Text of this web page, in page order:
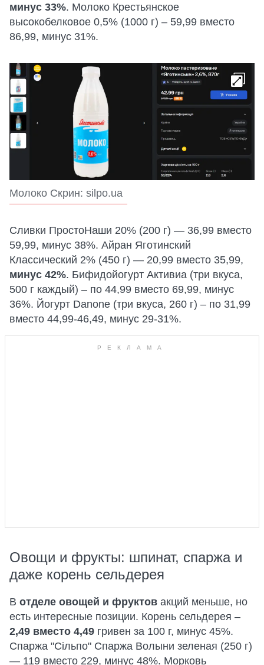
минус 33%. Молоко Крестьянское
высокобелковое 0,5% (1000 г) – 59,99 вместо
86,99, минус 31%.
Молоко Скрин: silpo.ua
Сливки ПростоНаши 20% (200 г) — 36,99 вместо
59,99, минус 38%. Айран Яготинский
Классический 2% (450 г) — 20,99 вместо 35,99,
минус 42%. Бифидойогурт Активиа (три вкуса,
500 г каждый) – по 44,99 вместо 69,99, минус
36%. Йогурт Danone (три вкуса, 260 г) – по 31,99
вместо 44,99-46,49, минус 29-31%.
Овощи и фрукты: шпинат, спаржа и
даже корень сельдерея
В отделе овощей и фруктов акций меньше, но
есть интересные позиции. Корень сельдерея –
2,49 вместо 4,49 гривен за 100 г, минус 45%.
Спаржа "Сільпо" Спаржа Волыни зеленая (250 г)
— 119 вместо 229, минус 48%. Морковь